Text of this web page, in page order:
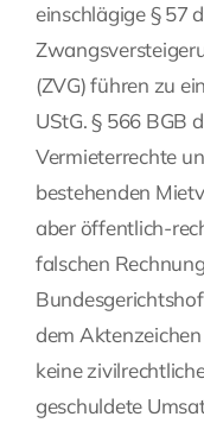
einschlägige § 57
(ZVG) führen zu
UStG. § 566 BGB
Vermieterrechte
bestehenden
aber öffentlich-
falschen
dem
keine
geschuldete